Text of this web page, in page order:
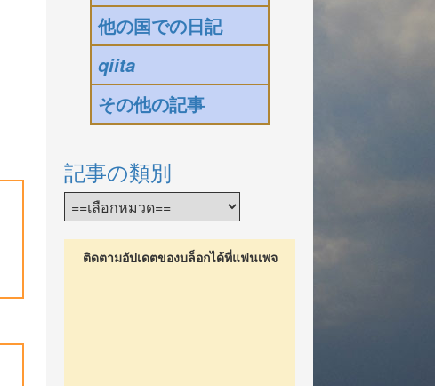
他の国での日記
qiita
その他の記事
記事の類別
ติดตามอัปเดตของบล็อกได้ที่แฟนเพจ